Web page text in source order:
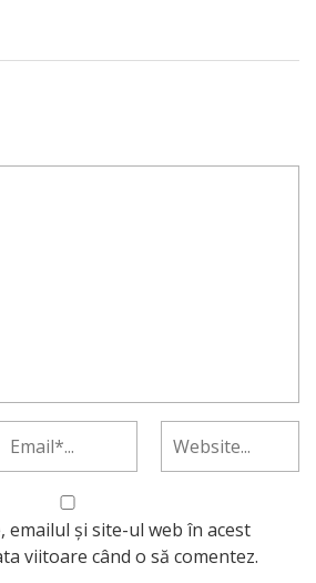
emailul și site-ul web în acest
viitoare când o să comentez.